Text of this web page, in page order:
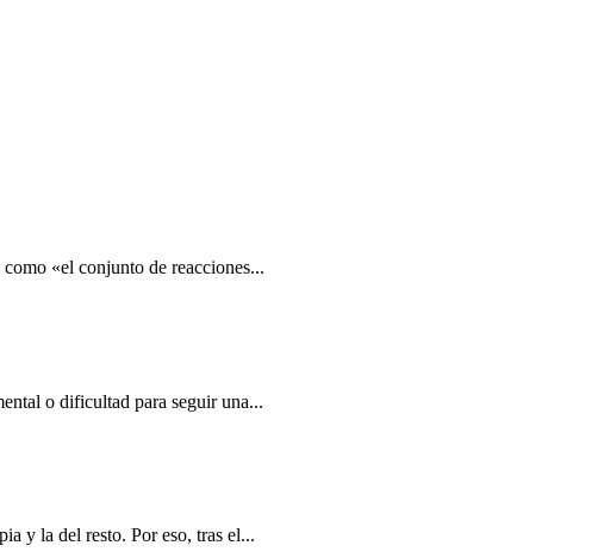
«el conjunto de reacciones...
o dificultad para seguir una...
y la del resto. Por eso, tras el...